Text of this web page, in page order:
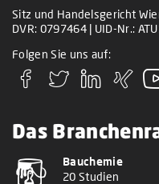
Sitz und Handelsgericht
DVR: 0797464 | UID-Nr.:
Folgen Sie uns auf:
Das
Bauchemie
20 Studien